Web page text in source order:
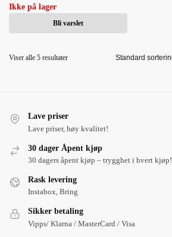
Ikke på lager
Bli varslet
Viser alle 5 resultater
Lave priser
Lave priser, høy kvalitet!
30 dager Åpent kjøp
30 dagers åpent kjøp – trygghet i hvert kjøp!
Rask levering
Instabox, Bring
Sikker betaling
Vipps/ Klarna / MasterCard / Visa